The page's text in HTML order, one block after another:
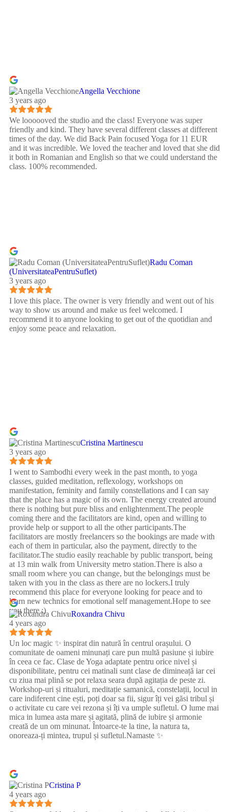
Angella Vecchione
3 years ago
We loooooved the studio and the class! Everyone was super
friendly and kind. They have several different classes at different
times of the day. We did Back Pain focused Yoga for 11 EUR
and it was incredible. We loved the teacher and loved that she did
it both in Romanian and English so that we could understand the
class. 100% recommended.
Radu Coman
(UniversitateaPentruSuflet)
3 years ago
I love this place. The owner is very friendly and went out of his
way to show us around and make us feel welcomed. I
recommend it to anyone looking to get out of the quotidian and
enjoy some peace and relaxation.
Cristina Martinescu
3 years ago
I went to Sambodhi every week in the past month, to yoga
classes, guided meditation, reflexology, workshops on
manifestation, feminity and family constellations and I can say
that the place has a magic of its own. The energy created around
there is nothing but pure bliss and enlightenment.The people
coming there and the facilitators are kind, open and willing to
provide help or support to all the other participants.The
facilitators are mostly freelancers so the bookings are made with
each of them in particular, also the payment, directly to the
facilitator.The studio easily reachable by public transport, being
at 13 min walk from University metro station.There is also a
small room where you can change, but the belongings must be
taken with you in the class as there are no lockers.I truly
recommend this place for everyone looking for peace and to
learn new technics for emotional self management.Hope to see
you there :)
Roxandra Chivu
4 years ago
Un loc magic ✨ inspirat din natură în centrul orașului. O
comunitate de oameni minunați care pun multă pasiune și iubire
în ceea ce fac. Clase de Yoga adaptate pentru orice nivel și
disponibilitate, pentru cei matinali sunt clase de dimineață iar cei
cu ziua mai plină se pot relaxa seara după agitația de peste zi.
Workshop-uri și ritualuri, meditație samanică, constelații, locul in
care indiferent cine ești, poți doar sa fii, sigur îți vei găsi tribul și
o activitate cu care vei rezona și îți va umple sufletul. O lume mai
mica in lumea asta mare și agitată, plină de iubire și armonie
creată de un om minunat. Întoarce-te la tine, la natura ta,
onoreaza-ți mintea, trupul și sufletul.Namaste ✨
Cristina P
4 years ago